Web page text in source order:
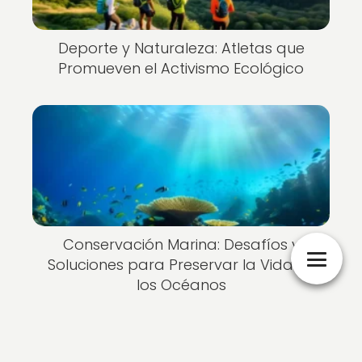
Deporte y Naturaleza: Atletas que
Promueven el Activismo Ecológico
Conservación Marina: Desafíos y
Soluciones para Preservar la Vida en
los Océanos